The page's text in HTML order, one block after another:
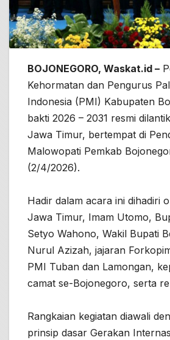
BOJONEGORO, Waskat.id –
Kehormatan dan Pengurus
Indonesia (PMI) Kabupaten
bakti 2026 – 2031 resmi
Jawa Timur, bertempat di
Malowopati Pemkab
(2/4/2026).
Hadir dalam acara ini dihadiri
Jawa Timur, Imam Utomo,
Setyo Wahono, Wakil Bupati
Nurul Azizah, jajaran
PMI Tuban dan Lamongan,
camat se-Bojonegoro, serta
Rangkaian kegiatan diawali
prinsip dasar Gerakan